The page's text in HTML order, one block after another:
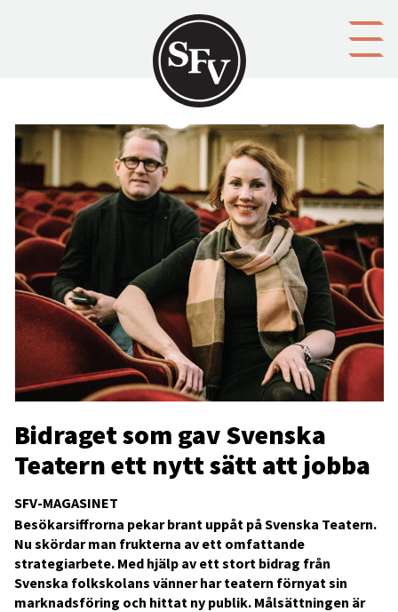
SFV-MAGASINET
Bidraget som gav Svenska
Teatern ett nytt sätt att jobba
Besökarsiffrorna pekar brant uppåt på Svenska Teatern.
Nu skördar man frukterna av ett omfattande
strategiarbete. Med hjälp av ett stort bidrag från
Svenska folkskolans vänner har teatern förnyat sin
marknadsföring och hittat ny publik. Målsättningen är